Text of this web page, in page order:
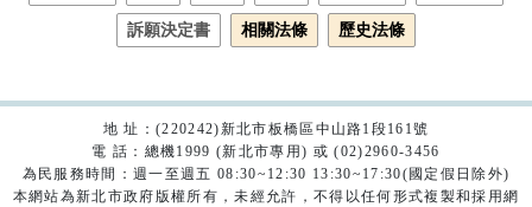
訴願決定書 相關法條 歷史法條
地 址：(220242)新北市板橋區中山路1段161號
電 話：總機1999 (新北市專用) 或 (02)2960-3456
為民服務時間：週一至週五 08:30~12:30 13:30~17:30(國定假日除外)
本網站為新北市政府版權所有，未經允許，不得以任何形式複製和採用網